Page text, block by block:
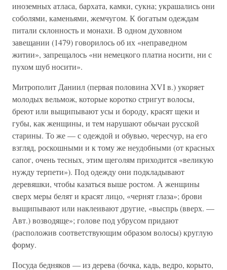
иноземных атласа, бархата, камки, сукна; украшались они
соболями, каменьями, жемчугом. К богатым одеждам
питали склонность и монахи. В одном духовном
завещании (1479) говорилось об их «неправедном
житии», запрещалось «ни немецкого платиа носити, ни с
пухом шуб носити».
Митрополит Даниил (первая половина XVI в.) укоряет
молодых вельмож, которые коротко стригут волосы,
бреют или выщипывают усы и бороду, красят щеки и
губы, как женщины, и тем нарушают обычаи русской
старины. То же — с одеждой и обувью, чересчур, на его
взгляд, роскошными и к тому же неудобными (от красных
сапог, очень тесных, этим щеголям приходится «великую
нужду терпети»). Под одежду они подкладывают
деревяшки, чтобы казаться выше ростом. А женщины
сверх меры белят и красят лицо, «чернят глаза»; брови
выщипывают или наклеивают другие, «выспрь (вверх. —
Авт.) возводяще»; голове под убрусом придают
(расположив соответствующим образом волосы) круглую
форму.
Посуда бедняков — из дерева (бочка, кадь, ведро, корыто,